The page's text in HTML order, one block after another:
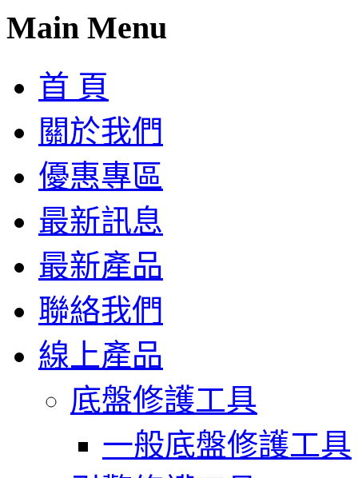
Main Menu
首 頁
關於我們
優惠專區
最新訊息
最新產品
聯絡我們
線上產品
底盤修護工具
一般底盤修護工具